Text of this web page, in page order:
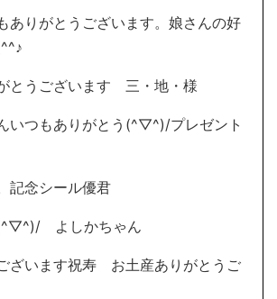
ありがとうございます。娘さんの好
とうございます 三・地・様
いつもありがとう(^▽^)/プレゼント
記念シール優君
よしかちゃん
ざいます祝寿 お土産ありがとうご